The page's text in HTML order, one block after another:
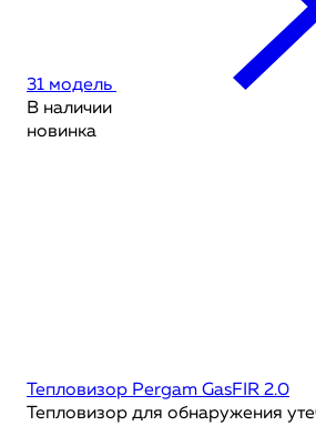
31 модель
В наличии
новинка
Тепловизор Pergam GasFIR 2.0
Тепловизор для обнаружения